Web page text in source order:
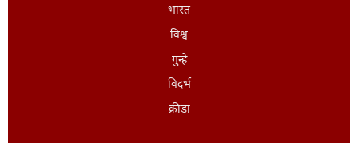
भारत
विश्व
गुन्हे
विदर्भ
क्रीडा